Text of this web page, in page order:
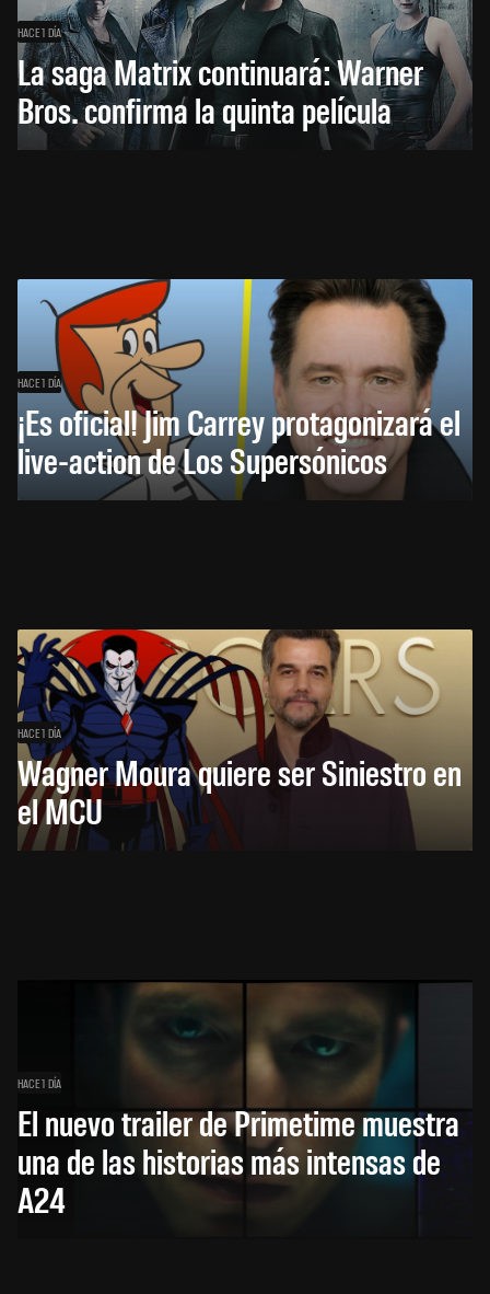
HACE 1 DÍA
La saga Matrix continuará: Warner
Bros. confirma la quinta película
HACE 1 DÍA
¡Es oficial! Jim Carrey protagonizará el
live-action de Los Supersónicos
HACE 1 DÍA
Wagner Moura quiere ser Siniestro en
el MCU
HACE 1 DÍA
El nuevo trailer de Primetime muestra
una de las historias más intensas de
A24